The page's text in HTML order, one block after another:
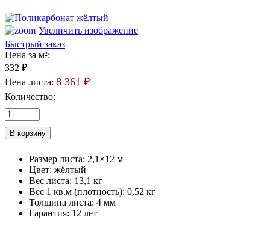
Увеличить изображение
Быстрый заказ
Цена за м²:
332 ₽
Цена листа: 8 361 ₽
Количество:
Размер листа: 2,1×12 м
Цвет: жёлтый
Вес листа: 13,1 кг
Вес 1 кв.м (плотность): 0,52 кг
Толщина листа: 4 мм
Гарантия: 12 лет